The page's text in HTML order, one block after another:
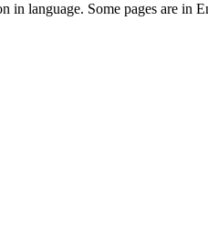
in language. Some pages are in